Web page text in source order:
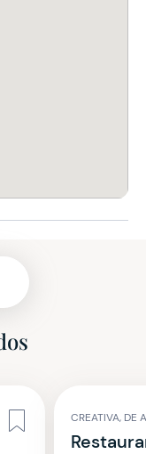
CREATIVA, DE